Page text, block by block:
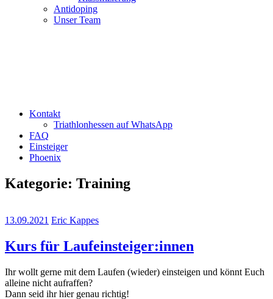
Antidoping
Unser Team
Kontakt
Triathlonhessen auf WhatsApp
FAQ
Einsteiger
Phoenix
Kategorie: Training
13.09.2021 Eric Kappes
Kurs für Laufeinsteiger:innen
Ihr wollt gerne mit dem Laufen (wieder) einsteigen und könnt Euch
alleine nicht aufraffen?
Dann seid ihr hier genau richtig!